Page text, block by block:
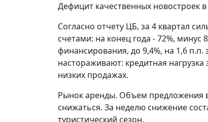
Дефицит качественных новостроек
Согласно отчету ЦБ, за 4 квартал
счетами: на конец года - 72%, минус
финансирования, до 9,4%, на 1,6
настораживают: кредитная
низких продажах.
Рынок аренды. Объем предложения
снижаться. За неделю снижение
туристический сезон.